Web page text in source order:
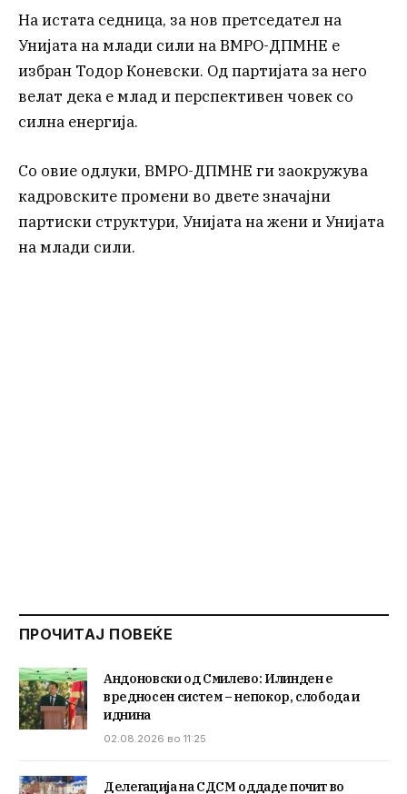
На истата седница, за нов претседател на
Унијата на млади сили на ВМРО-ДПМНЕ е
избран Тодор Коневски. Од партијата за него
велат дека е млад и перспективен човек со
силна енергија.
Со овие одлуки, ВМРО-ДПМНЕ ги заокружува
кадровските промени во двете значајни
партиски структури, Унијата на жени и Унијата
на млади сили.
ПРОЧИТАЈ ПОВЕЌЕ
Андоновски од Смилево: Илинден е
вредносен систем – непокор, слобода и
иднина
02.08.2026 во 11:25
Делегација на СДСМ оддаде почит во